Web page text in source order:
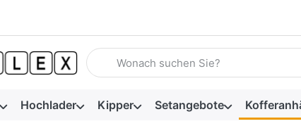
Geben Sie einen Suchbegriff ein.
Hochlader Kipper Setangebote